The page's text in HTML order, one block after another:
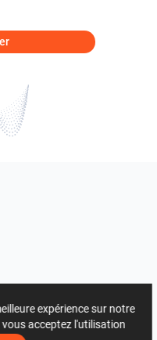
expérience sur notre
acceptez l'utilisation